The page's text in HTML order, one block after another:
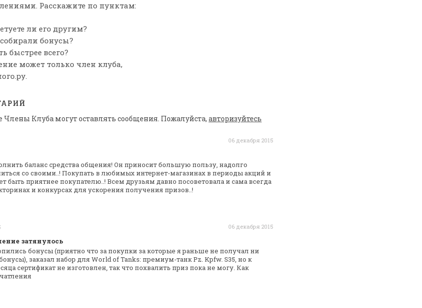
Расскажите по пунктам:
ли его другим?
бонусы?
быстрее всего?
может только член клуба,
Члены Клуба могут оставлять сообщения. Пожалуйста, авторизуйтесь
06 декабря 2015
баланс средства общения! Он приносит большую пользу, надолго
со своими..! Покупать в любимыхинтернет-магазинах в периоды акций и
быть приятнее покупателю..! Всем друзьям давно посоветовала и сама всегда
и конкурсах для ускорения получения призов..!
06 декабря 2015
затянулось
бонусы (приятно что запокупки за которые я раньше не получал ни
заказал набор для World of Tanks: премиум-танк Pz. Kpfw. S35, но к
сертификат не изготовлен, так что похвалить приз пока не могу. Как